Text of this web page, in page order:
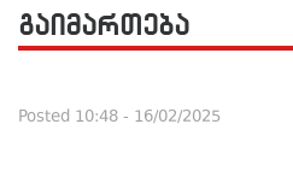
გაიმართება
Posted 10:48 - 16/02/2025